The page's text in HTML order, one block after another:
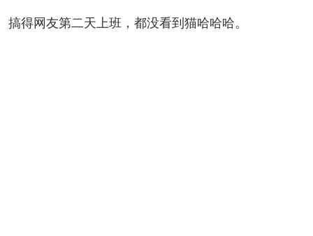
搞得网友第二天上班，都没看到猫哈哈哈。